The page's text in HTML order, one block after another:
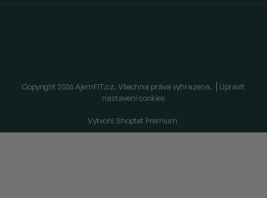
Vytvořil Shoptet Premium
Copyright 2026 AjemFIT.cz. Všechna práva vyhrazena.
Upravit
nastavení cookies